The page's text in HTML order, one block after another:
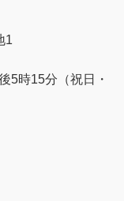
1
5時15分（祝日・